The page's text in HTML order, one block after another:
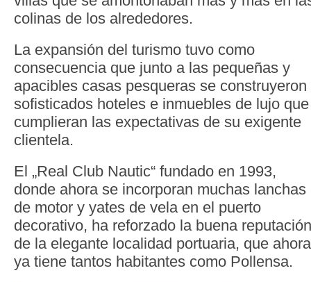
colinas de los alrededores.
La expansión del turismo tuvo como
consecuencia que junto a las pequeñas y
apacibles casas pesqueras se construyeron
sofisticados hoteles e inmuebles de lujo que
cumplieran las expectativas de su exigente
clientela.
El „Real Club Nautic“ fundado en 1993,
donde ahora se incorporan muchas lanchas
de motor y yates de vela en el puerto
decorativo, ha reforzado la buena reputación
de la elegante localidad portuaria, que ahora
ya tiene tantos habitantes como Pollensa.